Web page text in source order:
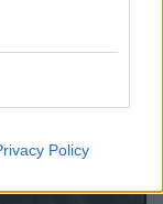
Policy